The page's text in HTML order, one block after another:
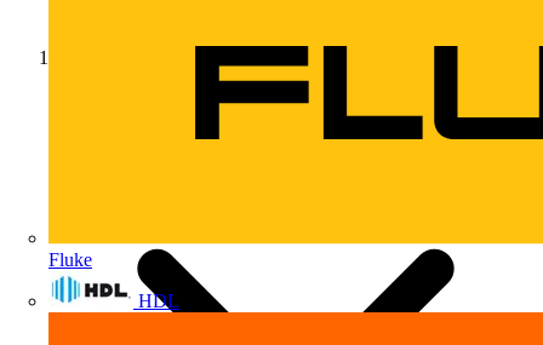
Fluke
HDL